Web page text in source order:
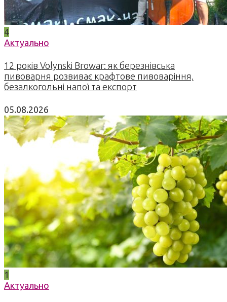
4
Актуально
12 років Volynski Browar: як березнівська
пивоварня розвиває крафтове пивоваріння,
безалкогольні напої та експорт
05.08.2026
1
Актуально